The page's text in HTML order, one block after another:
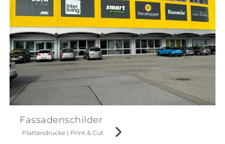
Fassadenschilder
Plattendrucke | Print & Cut